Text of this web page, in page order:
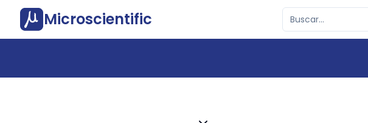
Microscientific